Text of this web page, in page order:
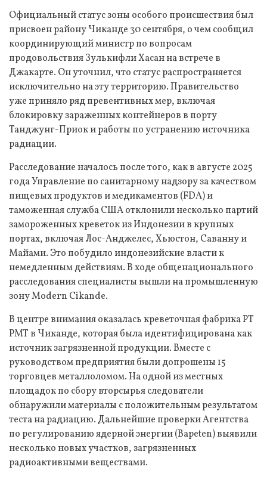
Официальный статус зоны особого происшествия был
присвоен району Чиканде 30 сентября, о чем сообщил
координирующий министр по вопросам
продовольствия Зулькифли Хасан на встрече в
Джакарте. Он уточнил, что статус распространяется
исключительно на эту территорию. Правительство
уже приняло ряд превентивных мер, включая
блокировку зараженных контейнеров в порту
Танджунг-Приок и работы по устранению источника
радиации.
Расследование началось после того, как в августе 2025
года Управление по санитарному надзору за качеством
пищевых продуктов и медикаментов (FDA) и
таможенная служба США отклонили несколько партий
замороженных креветок из Индонезии в крупных
портах, включая Лос-Анджелес, Хьюстон, Саванну и
Майами. Это побудило индонезийские власти к
немедленным действиям. В ходе общенационального
расследования специалисты вышли на промышленную
зону Modern Cikande.
В центре внимания оказалась креветочная фабрика PT
PMT в Чиканде, которая была идентифицирована как
источник загрязненной продукции. Вместе с
руководством предприятия были допрошены 15
торговцев металлоломом. На одной из местных
площадок по сбору вторсырья следователи
обнаружили материалы с положительным результатом
теста на радиацию. Дальнейшие проверки Агентства
по регулированию ядерной энергии (Bapeten) выявили
несколько новых участков, загрязненных
радиоактивными веществами.